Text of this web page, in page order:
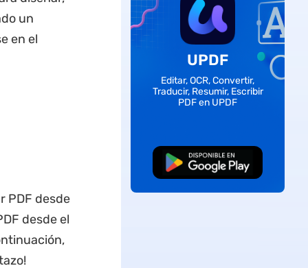
un
en el
PDF desde
desde el
UPDF
Editar, OCR, Convertir,
Traducir, Resumir, Escribir
PDF en UPDF
Descarga Gratuita